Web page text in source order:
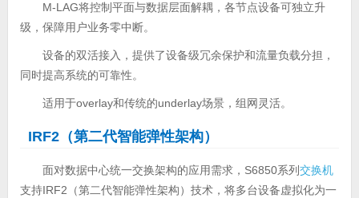
M-LAG将控制平面与数据层面解耦，各节点设备可独立升
级，保障用户业务零中断。
设备的双活接入，提供了设备级冗余保护和流量负载分担，
同时提高系统的可靠性。
适用于overlay和传统的underlay场景，组网灵活。
IRF2（第二代智能弹性架构）
面对数据中心统一交换架构的应用需求，S6850系列交换机
支持IRF2（第二代智能弹性架构）技术，将多台设备虚拟化为一